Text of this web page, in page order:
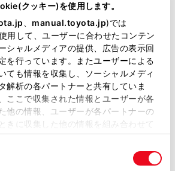
クッキー)を使用します。
manual.toyota.jp)では
用して、ユーザーに合わせたコンテン
シャルメディアの提供、広告の表示回
を行っています。またユーザーによる
ても情報を収集し、ソーシャルメディ
解析の各パートナーと共有していま
ここで収集された情報とユーザーが各
他の情報、ユーザーが各パートナーの
きに収集した他の情報を組み合わせて
す。当ウェブサイトの使用を続行する
を読み、ご同意いただいたうえでご利用
及び補足資料、正誤表等が掲載されているわけではありま
きなかったことにより万一損害が生じても、弊社は一切責